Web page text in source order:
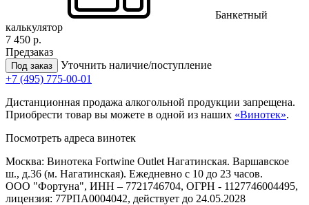
Банкетный
калькулятор
7 450 р.
Предзаказ
Под заказ
Уточнить наличие/поступление
+7 (495) 775-00-01
Дистанционная продажа алкогольной продукции запрещена.
Приобрести товар вы можете в одной из наших «Винотек».
Посмотреть адреса винотек
Москва: Винотека Fortwine Outlet Нагатинская. Варшавское
ш., д.36 (м. Нагатинская). Ежедневно с 10 до 23 часов.
ООО "Фортуна", ИНН – 7721746704, ОГРН - 1127746004495,
лицензия: 77РПА0004042, действует до 24.05.2028